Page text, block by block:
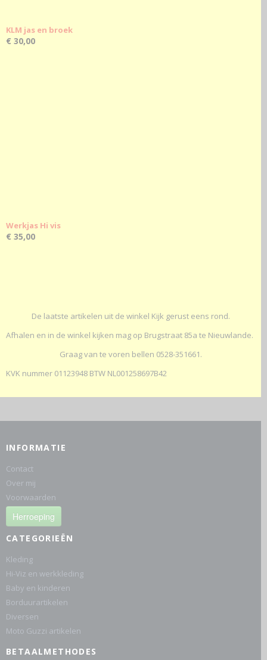
KLM jas en broek
€ 30,00
Werkjas Hi vis
€ 35,00
De laatste artikelen uit de winkel Kijk gerust eens rond.
Afhalen en in de winkel kijken mag op Brugstraat 85a te Nieuwlande.
Graag van te voren bellen 0528-351661.
KVK nummer 01123948 BTW NL001258697B42
INFORMATIE
Contact
Over mij
Voorwaarden
Herroeping
CATEGORIEËN
Kleding
Hi-Viz en werkkleding
Baby en kinderen
Borduurartikelen
Diversen
Moto Guzzi artikelen
BETAALMETHODES